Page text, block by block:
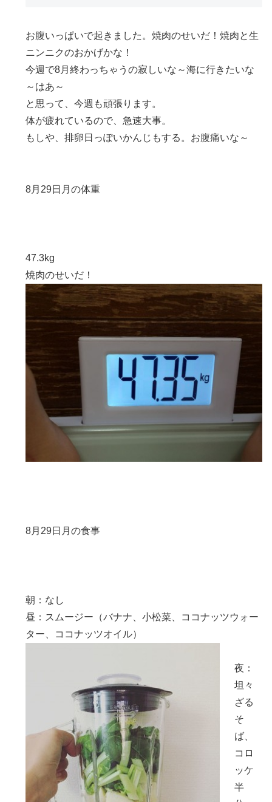
お腹いっぱいで起きました。焼肉のせいだ！焼肉と生
ニンニクのおかげかな！
今週で8月終わっちゃうの寂しいな～海に行きたいな
～はあ～
と思って、今週も頑張ります。
体が疲れているので、急速大事。
もしや、排卵日っぽいかんじもする。お腹痛いな～
8月29日月の体重
47.3kg
焼肉のせいだ！
8月29日月の食事
朝：なし
昼：スムージー（バナナ、小松菜、ココナッツウォー
ター、ココナッツオイル）
夜：
坦々
ざる
そ
ば、
コロ
ッケ
半